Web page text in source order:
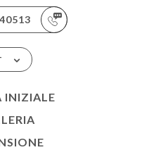
INIZIALE